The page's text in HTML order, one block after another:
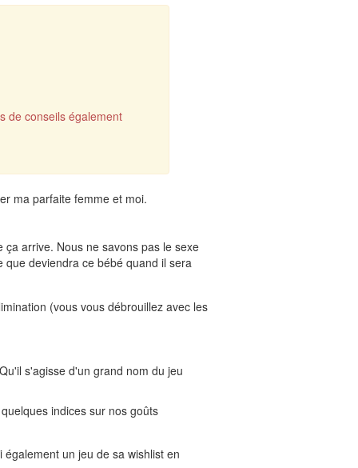
de conseils également
ma parfaite femme et moi.
arrive. Nous ne savons pas le sexe
deviendra ce bébé quand il sera
(vous vous débrouillez avec les
s'agisse d'un grand nom du jeu
indices sur nos goûts
un jeu de sa wishlist en